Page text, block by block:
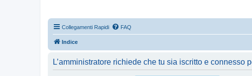
Collegamenti Rapidi FAQ
Indice
L’amministratore richiede che tu sia iscritto e connesso